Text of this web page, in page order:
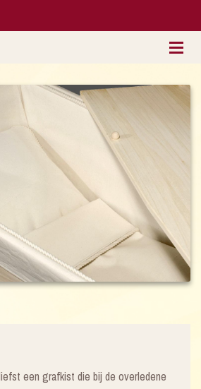
een grafkist die bij de overledene